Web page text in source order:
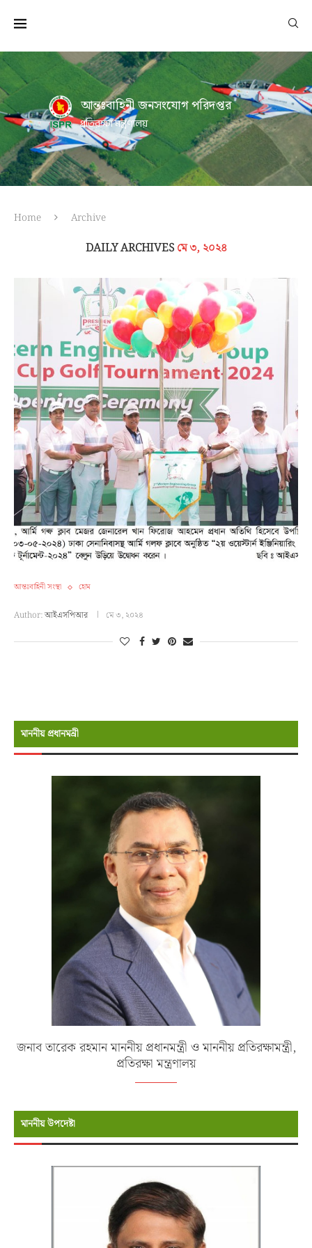
আন্তঃবাহিনী জনসংযোগ পরিদপ্তর
প্রতিরক্ষা মন্ত্রণালয়
Home Archive
DAILY ARCHIVES মে ৩, ২০২৪
আন্তঃবাহিনী সংস্থা হোম
Author:আইএসপিআর মে ৩, ২০২৪
মাননীয় প্রধানমন্রী
জনাব তারেক রহমান মাননীয় প্রধানমন্ত্রী ও মাননীয় প্রতিরক্ষামন্ত্রী,
প্রতিরক্ষা মন্ত্রণালয়
মাননীয় উপদেষ্টা